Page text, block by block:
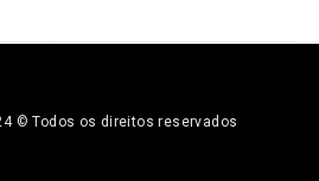
© Todos os direitos reservados